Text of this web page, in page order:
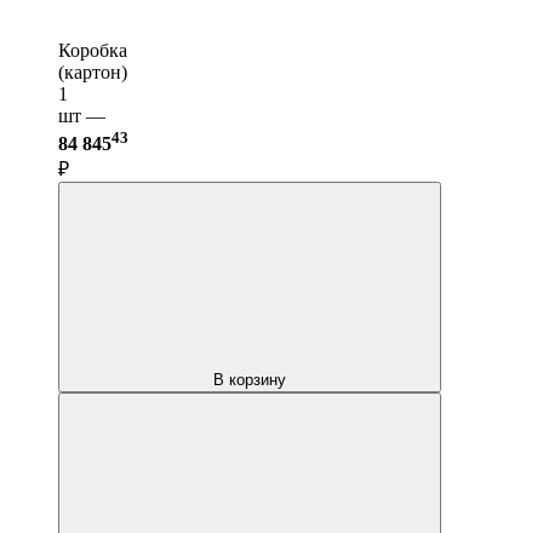
Коробка
(картон)
1
шт —
84 84543
₽
В корзину